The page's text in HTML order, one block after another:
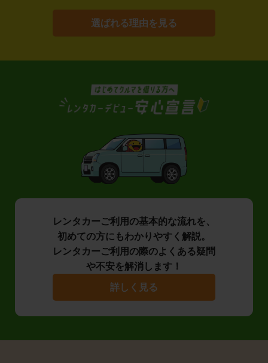
選ばれる理由を見る
レンタカーご利用の基本的な流れを、
初めての方にもわかりやすく解説。
レンタカーご利用の際のよくある疑問
や不安を解消します！
詳しく見る